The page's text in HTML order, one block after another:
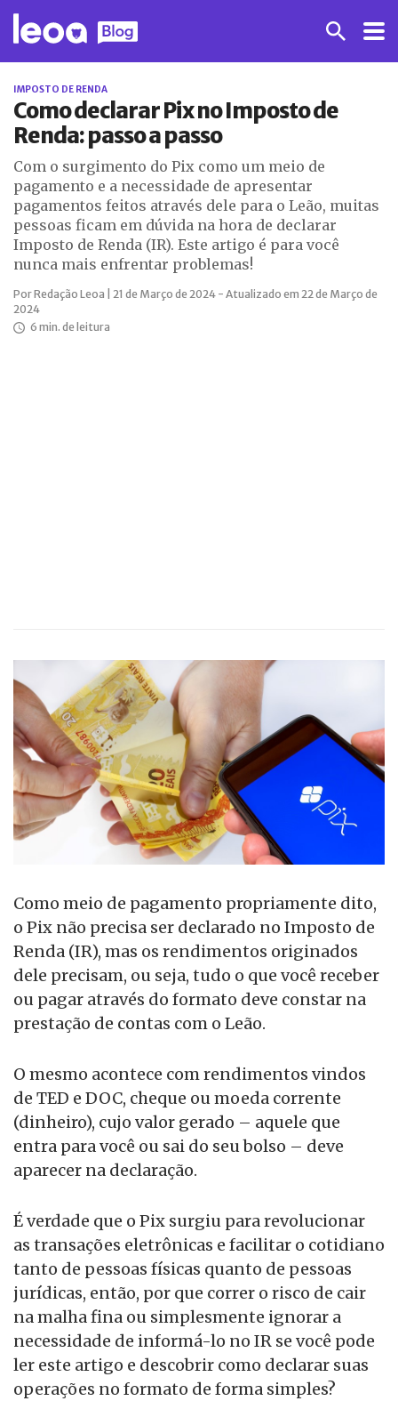
IMPOSTO DE RENDA
Como declarar Pix no Imposto de
Renda: passo a passo
Com o surgimento do Pix como um meio de
pagamento e a necessidade de apresentar
pagamentos feitos através dele para o Leão, muitas
pessoas ficam em dúvida na hora de declarar
Imposto de Renda (IR). Este artigo é para você
nunca mais enfrentar problemas!
Por Redação Leoa | 21 de Março de 2024 - Atualizado em 22 de Março de
2024
6 min. de leitura
Como meio de pagamento propriamente dito,
o Pix não precisa ser declarado no Imposto de
Renda (IR), mas os rendimentos originados
dele precisam, ou seja, tudo o que você receber
ou pagar através do formato deve constar na
prestação de contas com​ ​o Leão.
O mesmo acontece com rendimentos vindos
de TED e DOC, cheque ou moeda corrente
(dinheiro), cujo valor gerado – aquele que
entra para você ou sai do seu bolso – deve
aparecer na declaração.
É verdade que o Pix surgiu para revolucionar
as transações eletrônicas e facilitar o cotidiano
tanto de pessoas físicas quanto de pessoas
jurídicas, então, por que correr o risco de cair
na malha fina ou simplesmente ignorar a
necessidade de informá-lo no IR se você pode
ler este artigo e descobrir como declarar suas
operações no formato de forma simples?